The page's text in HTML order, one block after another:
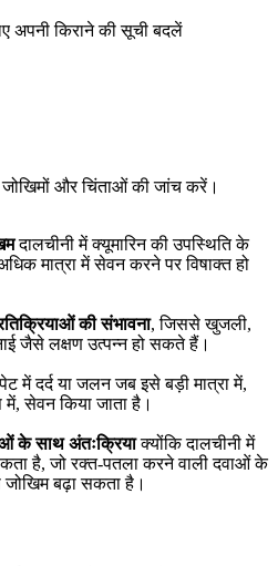
अपनी किराने की सूची बदलें
और चिंताओं की जांच करें।
दालचीनी में क्यूमारिन की उपस्थिति के
मात्रा में सेवन करने पर विषाक्त हो
की संभावना, जिससे खुजली,
जैसे लक्षण उत्पन्न हो सकते हैं।
में दर्द या जलन जब इसे बड़ी मात्रा में,
सेवन किया जाता है।
के साथ अंतःक्रियाक्योंकि दालचीनी में
है, जो रक्त-पतला करने वाली दवाओं के
बढ़ा सकता है।